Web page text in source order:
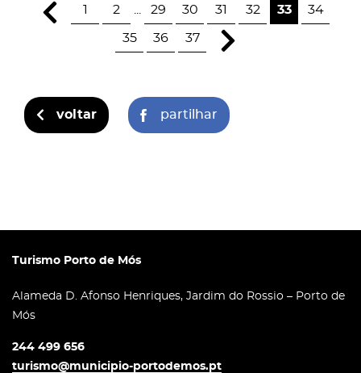
1 2 29 30 31 32 33 34
35 36 37
voltar partilhar
Turismo Porto de Mós
Alameda D. Afonso Henriques, Jardim do Rossio – Porto de
Mós
244 499 656
turismo@municipio-portodemos.pt